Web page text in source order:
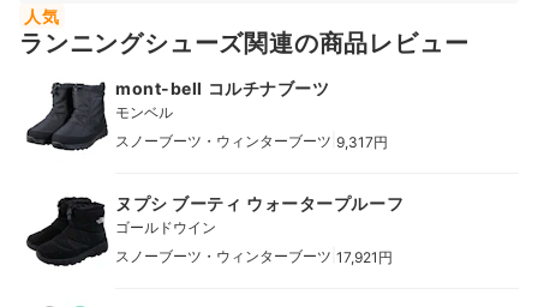
人気
ランニングシューズ関連の商品レビュー
mont-bell コルチナブーツ
モンベル
スノーブーツ・ウィンターブーツ 9,317円
ヌプシ ブーティ ウォータープルーフ
ゴールドウイン
スノーブーツ・ウィンターブーツ 17,921円